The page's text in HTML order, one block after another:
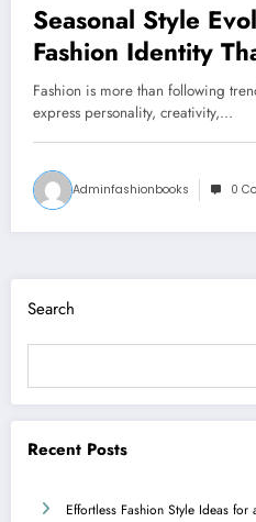
Seasonal Style
Fashion Identity
Fashion is more than following
express personality, creativity,…
Adminfashionbooks 0
Search
Recent Posts
Effortless Fashion Style Ideas